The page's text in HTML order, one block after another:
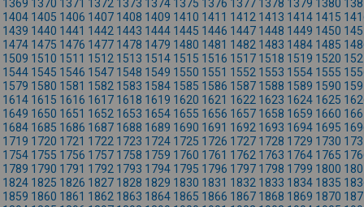
1369 1370 1371 1372 1373 1374 1375 1376 1377 1378 1379 1380
1404 1405 1406 1407 1408 1409 1410 1411 1412 1413 1414 1415
1439 1440 1441 1442 1443 1444 1445 1446 1447 1448 1449 1450
1474 1475 1476 1477 1478 1479 1480 1481 1482 1483 1484 1485
1509 1510 1511 1512 1513 1514 1515 1516 1517 1518 1519 1520
1544 1545 1546 1547 1548 1549 1550 1551 1552 1553 1554 1555
1579 1580 1581 1582 1583 1584 1585 1586 1587 1588 1589 1590
1614 1615 1616 1617 1618 1619 1620 1621 1622 1623 1624 1625
1649 1650 1651 1652 1653 1654 1655 1656 1657 1658 1659 1660
1684 1685 1686 1687 1688 1689 1690 1691 1692 1693 1694 1695
1719 1720 1721 1722 1723 1724 1725 1726 1727 1728 1729 1730
1754 1755 1756 1757 1758 1759 1760 1761 1762 1763 1764 1765
1789 1790 1791 1792 1793 1794 1795 1796 1797 1798 1799 1800
1824 1825 1826 1827 1828 1829 1830 1831 1832 1833 1834 1835
1859 1860 1861 1862 1863 1864 1865 1866 1867 1868 1869 1870